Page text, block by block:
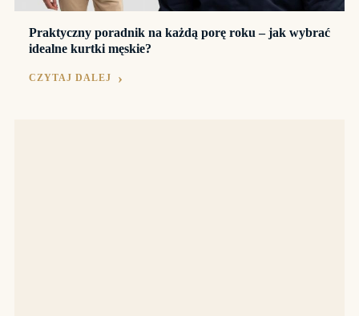
Praktyczny poradnik na każdą porę roku – jak wybrać
idealne kurtki męskie?
CZYTAJ DALEJ